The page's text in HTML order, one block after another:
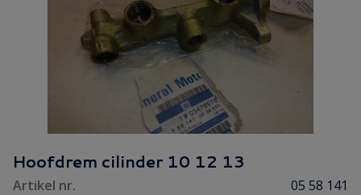
Hoofdrem cilinder 10 12 13
Artikel nr.
05 58 141